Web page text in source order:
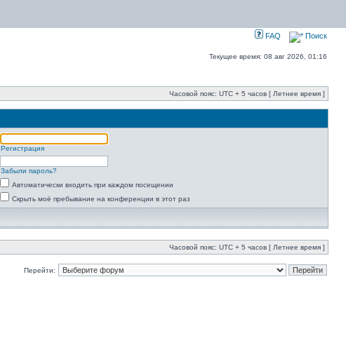
FAQ Поиск
Текущее время: 08 авг 2026, 01:16
Часовой пояс: UTC + 5 часов [ Летнее время ]
Регистрация
Забыли пароль?
Автоматически входить при каждом посещении
Скрыть моё пребывание на конференции в этот раз
Часовой пояс: UTC + 5 часов [ Летнее время ]
Перейти: